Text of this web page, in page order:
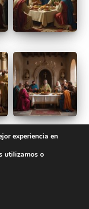
experiencia en
utilizamos o